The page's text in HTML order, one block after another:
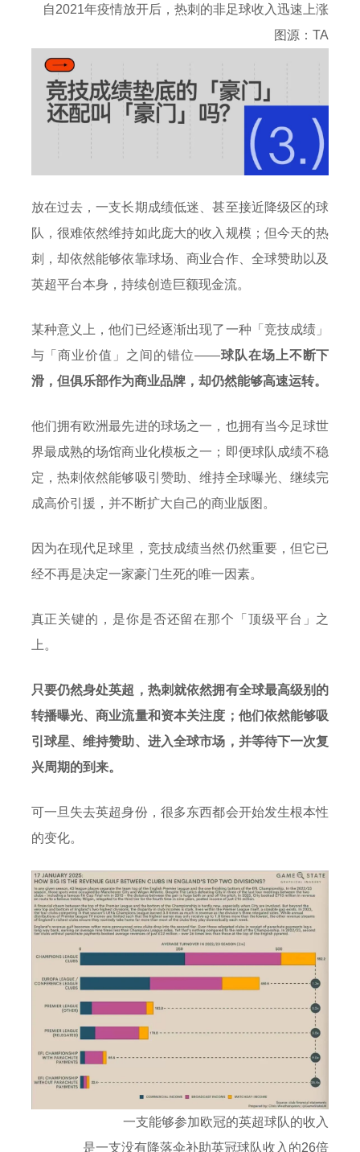
自2021年疫情放开后，热刺的非足球收入迅速上涨
图源：TA
放在过去，一支长期成绩低迷、甚至接近降级区的球
队，很难依然维持如此庞大的收入规模；但今天的热
刺，却依然能够依靠球场、商业合作、全球赞助以及
英超平台本身，持续创造巨额现金流。
某种意义上，他们已经逐渐出现了一种「竞技成绩」
与「商业价值」之间的错位——球队在场上不断下
滑，但俱乐部作为商业品牌，却仍然能够高速运转。
他们拥有欧洲最先进的球场之一，也拥有当今足球世
界最成熟的场馆商业化模板之一；即便球队成绩不稳
定，热刺依然能够吸引赞助、维持全球曝光、继续完
成高价引援，并不断扩大自己的商业版图。
因为在现代足球里，竞技成绩当然仍然重要，但它已
经不再是决定一家豪门生死的唯一因素。
真正关键的，是你是否还留在那个「顶级平台」之
上。
只要仍然身处英超，热刺就依然拥有全球最高级别的
转播曝光、商业流量和资本关注度；他们依然能够吸
引球星、维持赞助、进入全球市场，并等待下一次复
兴周期的到来。
可一旦失去英超身份，很多东西都会开始发生根本性
的变化。
一支能够参加欧冠的英超球队的收入
是一支没有降落伞补助英冠球队收入的26倍